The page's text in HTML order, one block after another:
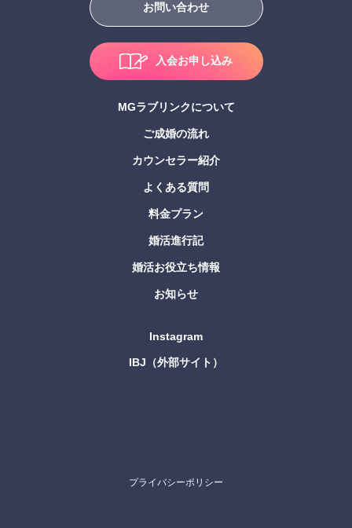
お問い合わせ
入会お申し込み
MGラブリンクについて
ご成婚の流れ
カウンセラー紹介
よくある質問
料金プラン
婚活進行記
婚活お役立ち情報
お知らせ
Instagram
IBJ（外部サイト）
プライバシーポリシー